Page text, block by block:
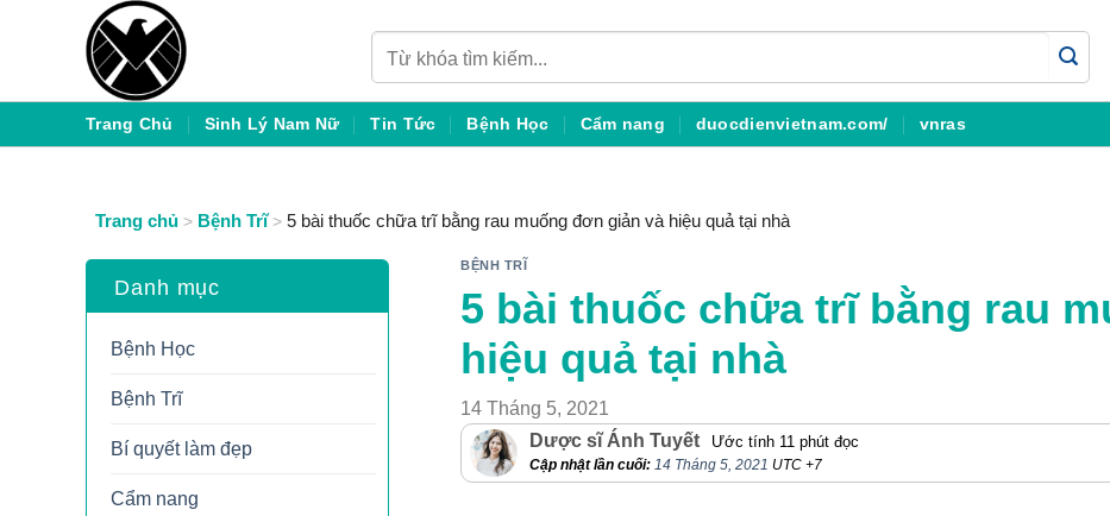
dung
kiếm:
Trang Chủ Sinh Lý Nam Nữ Tin Tức Bệnh Học Cẩm nang duocdienvietnam.com/ vnras
Trang chủ > Bệnh Trĩ > 5 bài thuốc chữa trĩ bằng rau muống đơn giản và hiệu quả tại nhà
BỆNH TRĨ
5 bài thuốc chữa trĩ bằng rau
hiệu quả tại nhà
14 Tháng 5, 2021
Dược sĩ Ánh Tuyết
Cập nhật lần cuối: 14 Tháng 5, 2021 UTC +7
Ước tính 11 phút đọc
Danh mục
Bệnh Học
Bệnh Trĩ
Bí quyết làm đẹp
Cẩm nang